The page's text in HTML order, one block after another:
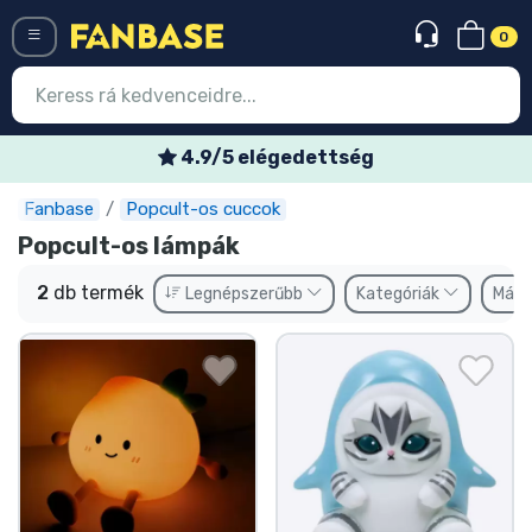
0
4.9/5 elégedettség
Fanbase Popcult-os cuccok
Popcult-os lámpák
2 db termék Legnépszerűbb Kategóriák
Belépés
Legújabb cuccok
Akciós ajánlatok
Express szállítás
Előrendelhető cuccok
Outlet cuccok